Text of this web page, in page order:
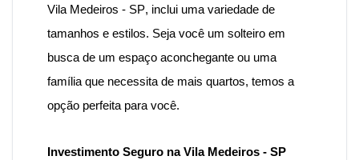
Vila Medeiros - SP, inclui uma variedade de
tamanhos e estilos. Seja você um solteiro em
busca de um espaço aconchegante ou uma
família que necessita de mais quartos, temos a
opção perfeita para você.
Investimento Seguro na Vila Medeiros - SP